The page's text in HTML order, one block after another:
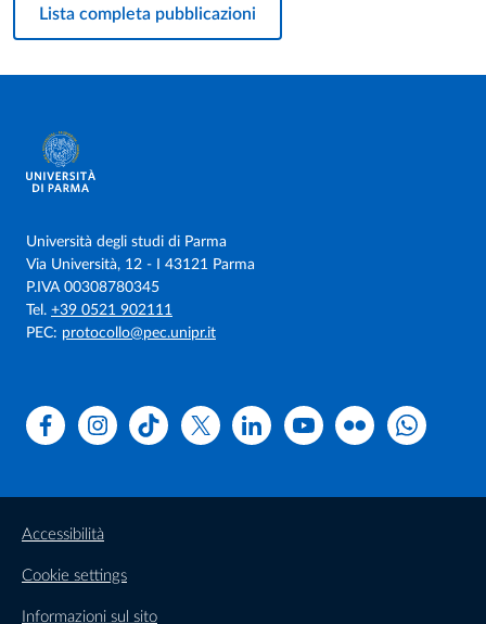
Lista completa pubblicazioni
Università degli studi di Parma
Via Università, 12 - I 43121 Parma
P.IVA 00308780345
Tel. +39 0521 902111
PEC: protocollo@pec.unipr.it
FacebookInstagramTikTok X LinkedinYoutubeFlickr
Accessibilità
Cookie settings
Informazioni sul sito